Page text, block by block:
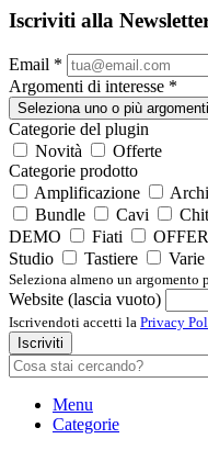
Iscriviti alla
Email *
Argomenti di interesse *
Seleziona uno o più
Categorie del plugin
Novità
Offerte
Categorie prodotto
Amplificazione
Archi
Bundle
Cavi
DEMO
Fiati
Studio
Tastiere Varie
Seleziona almeno un argomento
Website (lascia vuoto)
Iscrivendoti accetti la Privacy
Iscriviti
Menu
Categorie